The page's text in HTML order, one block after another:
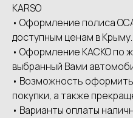
КАRSО
• Оформление полиса
доступным ценам в Крыму.
• Оформление КАСКО по
выбранный Вами
• Возможность
покупки, а также
• Варианты оплаты